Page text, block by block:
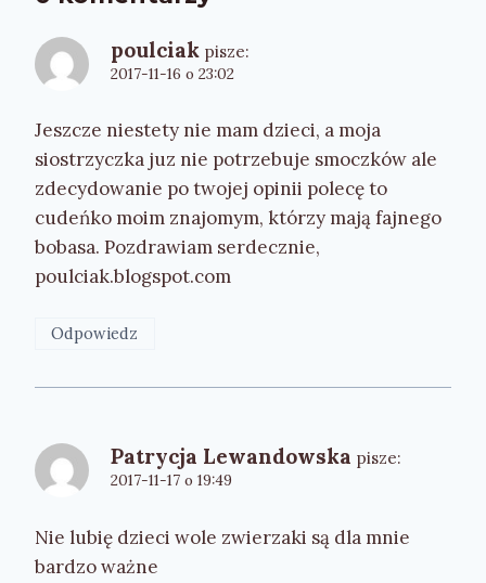
poulciak pisze:
2017-11-16 o 23:02
Jeszcze niestety nie mam dzieci, a moja
siostrzyczka juz nie potrzebuje smoczków ale
zdecydowanie po twojej opinii polecę to
cudeńko moim znajomym, którzy mają fajnego
bobasa. Pozdrawiam serdecznie,
poulciak.blogspot.com
Odpowiedz
Patrycja Lewandowska pisze:
2017-11-17 o 19:49
Nie lubię dzieci wole zwierzaki są dla mnie
bardzo ważne